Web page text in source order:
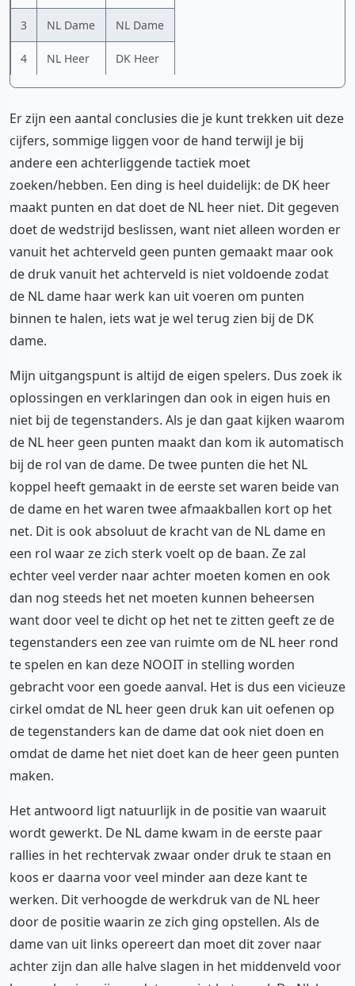
3 NL Dame NL Dame
4 NL Heer DK Heer
Er zijn een aantal conclusies die je kunt trekken uit deze
cijfers, sommige liggen voor de hand terwijl je bij
andere een achterliggende tactiek moet
zoeken/hebben. Een ding is heel duidelijk: de DK heer
maakt punten en dat doet de NL heer niet. Dit gegeven
doet de wedstrijd beslissen, want niet alleen worden er
vanuit het achterveld geen punten gemaakt maar ook
de druk vanuit het achterveld is niet voldoende zodat
de NL dame haar werk kan uit voeren om punten
binnen te halen, iets wat je wel terug zien bij de DK
dame.
Mijn uitgangspunt is altijd de eigen spelers. Dus zoek ik
oplossingen en verklaringen dan ook in eigen huis en
niet bij de tegenstanders. Als je dan gaat kijken waarom
de NL heer geen punten maakt dan kom ik automatisch
bij de rol van de dame. De twee punten die het NL
koppel heeft gemaakt in de eerste set waren beide van
de dame en het waren twee afmaakballen kort op het
net. Dit is ook absoluut de kracht van de NL dame en
een rol waar ze zich sterk voelt op de baan. Ze zal
echter veel verder naar achter moeten komen en ook
dan nog steeds het net moeten kunnen beheersen
want door veel te dicht op het net te zitten geeft ze de
tegenstanders een zee van ruimte om de NL heer rond
te spelen en kan deze NOOIT in stelling worden
gebracht voor een goede aanval. Het is dus een vicieuze
cirkel omdat de NL heer geen druk kan uit oefenen op
de tegenstanders kan de dame dat ook niet doen en
omdat de dame het niet doet kan de heer geen punten
maken.
Het antwoord ligt natuurlijk in de positie van waaruit
wordt gewerkt. De NL dame kwam in de eerste paar
rallies in het rechtervak zwaar onder druk te staan en
koos er daarna voor veel minder aan deze kant te
werken. Dit verhoogde de werkdruk van de NL heer
door de positie waarin ze zich ging opstellen. Als de
dame van uit links opereert dan moet dit zover naar
achter zijn dan alle halve slagen in het middenveld voor